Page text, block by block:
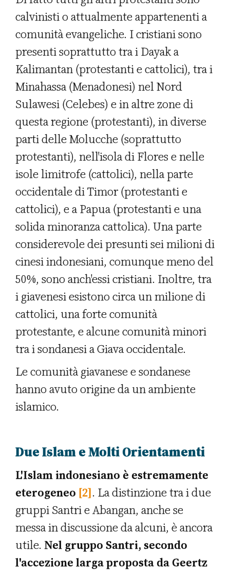
calvinisti o attualmente appartenenti a
comunità evangeliche. I cristiani sono
presenti soprattutto tra i Dayak a
Kalimantan (protestanti e cattolici), tra i
Minahassa (Menadonesi) nel Nord
Sulawesi (Celebes) e in altre zone di
questa regione (protestanti), in diverse
parti delle Molucche (soprattutto
protestanti), nell'isola di Flores e nelle
isole limitrofe (cattolici), nella parte
occidentale di Timor (protestanti e
cattolici), e a Papua (protestanti e una
solida minoranza cattolica). Una parte
considerevole dei presunti sei milioni di
cinesi indonesiani, comunque meno del
50%, sono anch'essi cristiani. Inoltre, tra
i giavenesi esistono circa un milione di
cattolici, una forte comunità
protestante, e alcune comunità minori
tra i sondanesi a Giava occidentale.
Le comunità giavanese e sondanese
hanno avuto origine da un ambiente
islamico.
Due Islam e Molti Orientamenti
L'Islam indonesiano è estremamente
eterogeneo [2]. La distinzione tra i due
gruppi Santri e Abangan, anche se
messa in discussione da alcuni, è ancora
utile. Nel gruppo Santri, secondo
l'accezione larga proposta da Geertz